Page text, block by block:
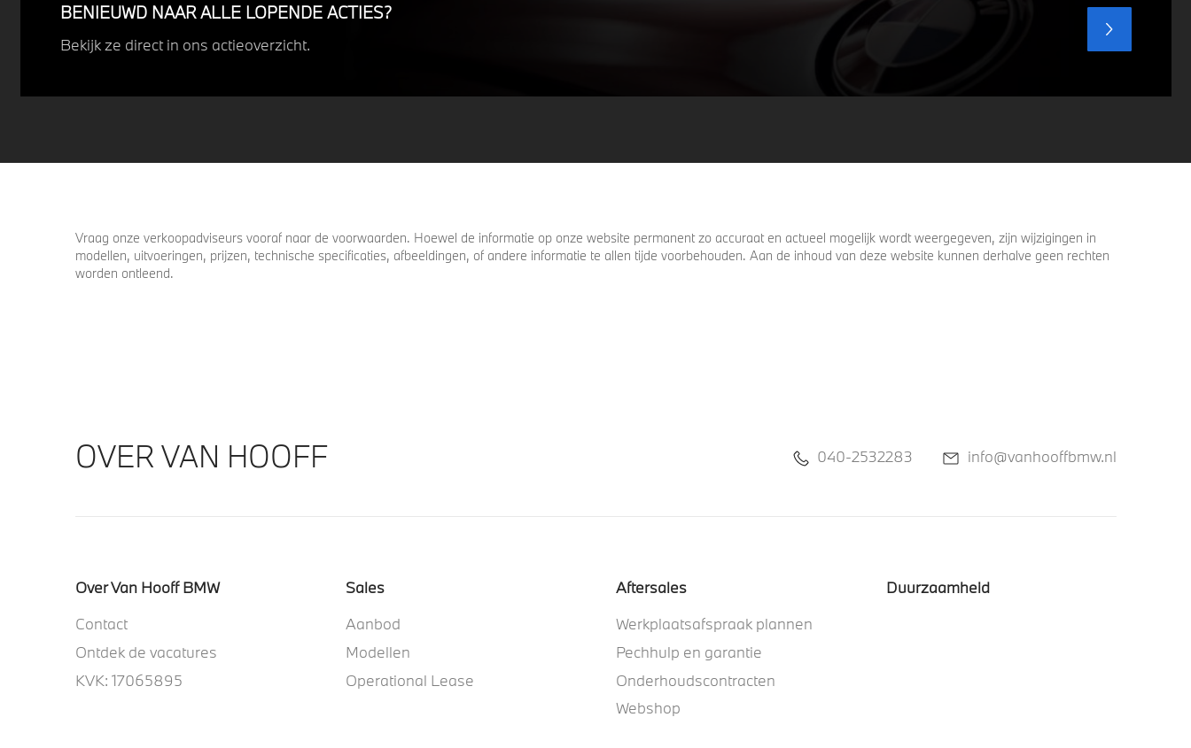
BENIEUWD NAAR ALLE LOPENDE ACTIES?
Bekijk ze direct in ons actieoverzicht.
Vraag onze verkoopadviseurs vooraf naar de voorwaarden. Hoewel de informatie op onze website permanent zo accuraat en actueel mogelijk wordt weergegeven, zijn wijzigingen in
modellen, uitvoeringen, prijzen, technische specificaties, afbeeldingen, of andere informatie te allen tijde voorbehouden. Aan de inhoud van deze website kunnen derhalve geen rechten
worden ontleend.
OVER VAN HOOFF 040-2532283 info@vanhooffbmw.nl
Over Van Hooff BMW
Contact
Ontdek de vacatures
KVK: 17065895
Sales
Aanbod
Modellen
Operational Lease
Aftersales
Werkplaatsafspraak plannen
Pechhulp en garantie
Onderhoudscontracten
Webshop
Duurzaamheid